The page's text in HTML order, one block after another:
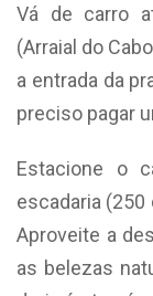
Vá de carro
(Arraial do
a entrada da
preciso pagar
Estacione o
escadaria (250
Aproveite a
as belezas